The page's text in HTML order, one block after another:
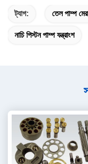
ট্যাগ: তেল পাম্প
নাচি পিস্টন পাম্প যন্ত্রাংশ